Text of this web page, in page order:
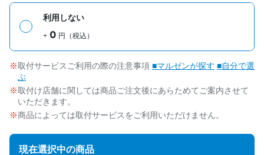
利用しない
+ 0 円（税込）
取付サービスご利用の際の注意事項 ■マルゼンが探す ■自分で選
ぶ
取付け店舗に関しては商品ご注文後にあらためてご案内させて
いただきます。
商品によっては取付サービスをご利用いただけません。
現在選択中の商品